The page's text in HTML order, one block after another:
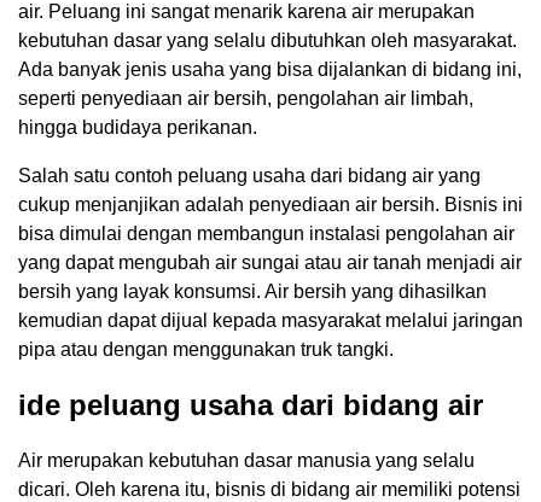
air. Peluang ini sangat menarik karena air merupakan
kebutuhan dasar yang selalu dibutuhkan oleh masyarakat.
Ada banyak jenis usaha yang bisa dijalankan di bidang ini,
seperti penyediaan air bersih, pengolahan air limbah,
hingga budidaya perikanan.
Salah satu contoh peluang usaha dari bidang air yang
cukup menjanjikan adalah penyediaan air bersih. Bisnis ini
bisa dimulai dengan membangun instalasi pengolahan air
yang dapat mengubah air sungai atau air tanah menjadi air
bersih yang layak konsumsi. Air bersih yang dihasilkan
kemudian dapat dijual kepada masyarakat melalui jaringan
pipa atau dengan menggunakan truk tangki.
ide peluang usaha dari bidang air
Air merupakan kebutuhan dasar manusia yang selalu
dicari. Oleh karena itu, bisnis di bidang air memiliki potensi